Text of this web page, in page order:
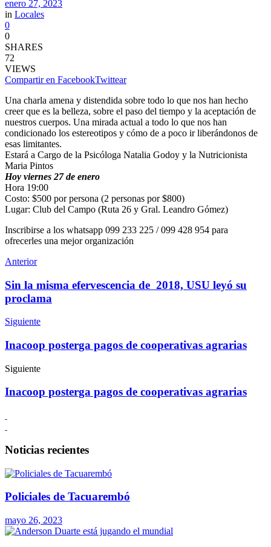
enero 27, 2023
in Locales
0
0
SHARES
72
VIEWS
Compartir en FacebookTwittear
Una charla amena y distendida sobre todo lo que nos han hecho
creer que es la belleza, sobre el paso del tiempo y la aceptación de
nuestros cuerpos. Una mirada actual a todo lo que nos han
condicionado los estereotipos y cómo de a poco ir liberándonos de
esas limitantes.
Estará a Cargo de la Psicóloga Natalia Godoy y la Nutricionista
Maria Pintos
Hoy viernes 27 de enero
Hora 19:00
Costo: $500 por persona (2 personas por $800)
Lugar: Club del Campo (Ruta 26 y Gral. Leandro Gómez)
Inscribirse a los whatsapp 099 233 225 / 099 428 954 para
ofrecerles una mejor organización
Anterior
Sin la misma efervescencia de 2018, USU leyó su
proclama
Siguiente
Inacoop posterga pagos de cooperativas agrarias
Siguiente
Inacoop posterga pagos de cooperativas agrarias
Noticias recientes
Policiales de Tacuarembó
mayo 26, 2023